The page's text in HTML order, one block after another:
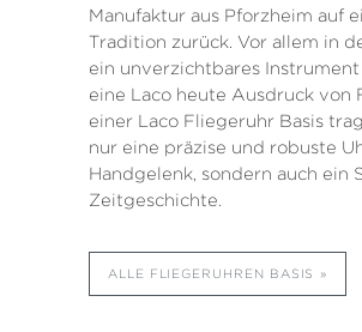
Manufaktur aus Pforzheim auf
Tradition zurück. Vor allem in
ein unverzichtbares
eine Laco heute Ausdruck von
einer Laco Fliegeruhr Basis
nur eine präzise und robuste
Handgelenk, sondern auch ein
Zeitgeschichte.
ALLE FLIEGERUHREN BASIS